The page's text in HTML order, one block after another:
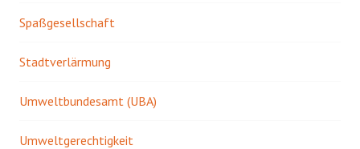
Spaßgesellschaft
Stadtverlärmung
Umweltbundesamt (UBA)
Umweltgerechtigkeit